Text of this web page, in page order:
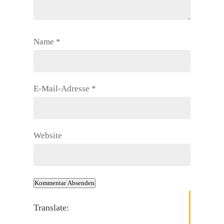
Name *
E-Mail-Adresse *
Website
Kommentar Absenden
Translate: